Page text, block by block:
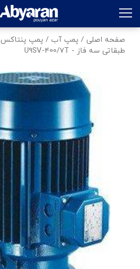
صفحه اصلی / پمپ آب / پمپ پنتاکس
طبقاتی سه فاز - U9SV-400/7T